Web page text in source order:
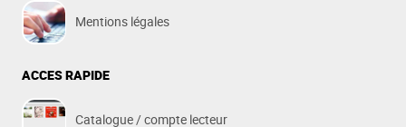
Mentions légales
ACCES RAPIDE
Catalogue / compte lecteur